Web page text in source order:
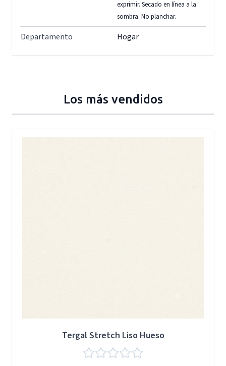
exprimir. Secado en línea a la
sombra. No planchar.
Departamento Hogar
Los más vendidos
Tergal Stretch Liso Hueso